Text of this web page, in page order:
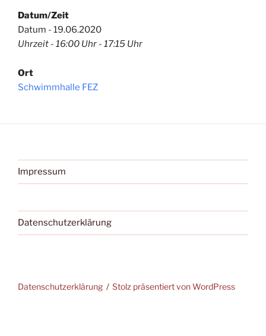
Datum/Zeit
Datum - 19.06.2020
Uhrzeit - 16:00 Uhr - 17:15 Uhr
Ort
Schwimmhalle FEZ
Impressum
Datenschutzerklärung
Datenschutzerklärung Stolz präsentiert von WordPress